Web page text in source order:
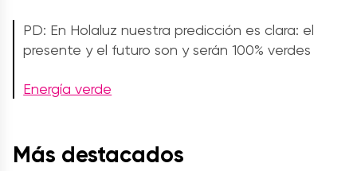
PD: En Holaluz nuestra predicción es clara: el
presente y el futuro son y serán 100% verdes
Energía verde
Más destacados